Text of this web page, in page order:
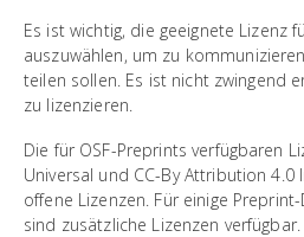
Es ist wichtig, die geeignete Lizenz
auszuwählen, um zu
teilen sollen. Es ist nicht zwingend
zu lizenzieren.
Die für OSF-Preprints verfügbaren
Universal und CC-By Attribution 4.0
offene Lizenzen. Für einige
sind zusätzliche Lizenzen verfügbar.